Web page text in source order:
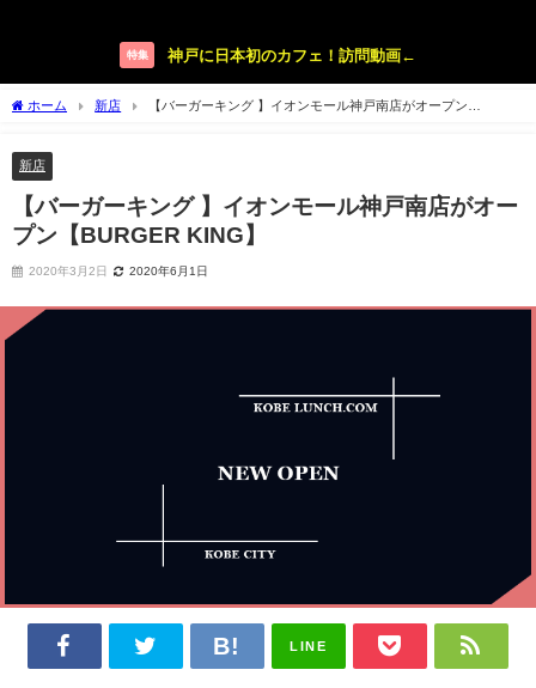
特集 神戸に日本初のカフェ！訪問動画←
ホーム 新店
【バーガーキング 】イオンモール神戸南店がオープン
新店
【バーガーキング 】イオンモール神戸南店がオー
プン【BURGER KING】
2020年3月2日 2020年6月1日
LINE